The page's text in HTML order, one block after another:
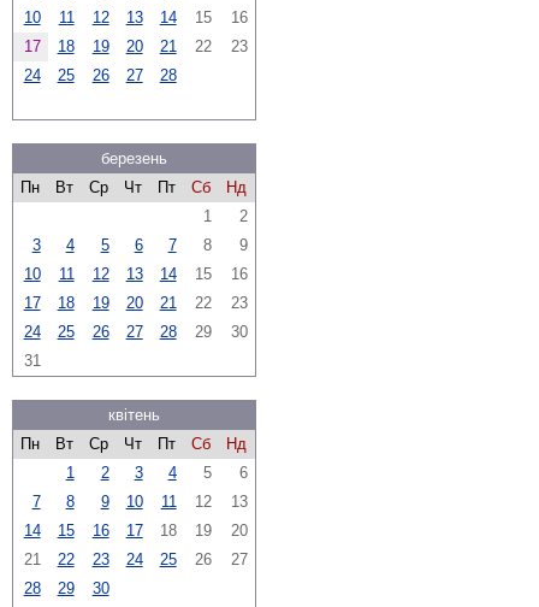
10
11 12 13 14 15
16
17
18 19 20 21 22
23
24
25 26 27 28
березень
Пн
Вт Ср Чт Пт Сб
Нд
1
2
3
4 5 6 7 8
9
10
11 12 13 14 15
16
17
18 19 20 21 22
23
24
25 26 27 28 29
30
31
квітень
Пн
Вт Ср Чт Пт Сб
Нд
1
2 3 4 5
6
7
8 9 10 11 12
13
14
15 16 17 18 19
20
21
22 23 24 25 26
27
28
29 30